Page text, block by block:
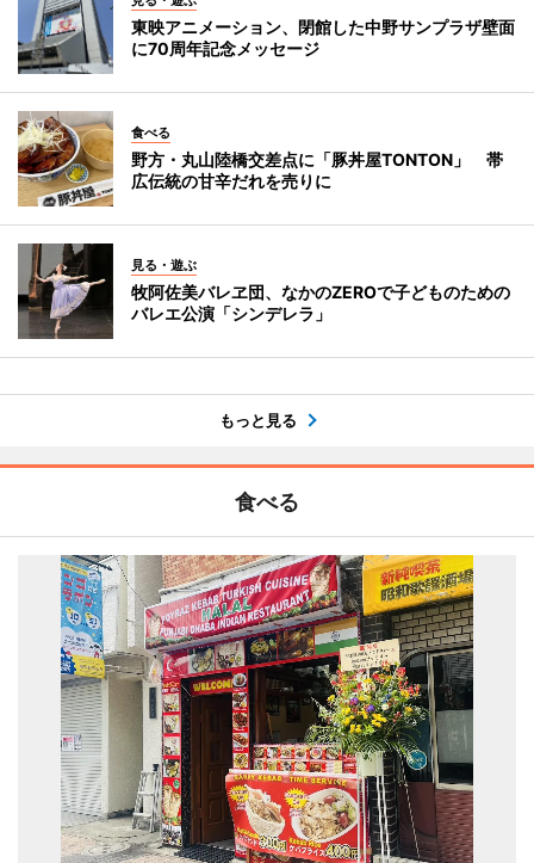
東映アニメーション、閉館した中野サンプラザ壁面
に70周年記念メッセージ
食べる
野方・丸山陸橋交差点に「豚丼屋TONTON」 帯
広伝統の甘辛だれを売りに
見る・遊ぶ
牧阿佐美バレヱ団、なかのZEROで子どものための
バレエ公演「シンデレラ」
もっと見る
食べる